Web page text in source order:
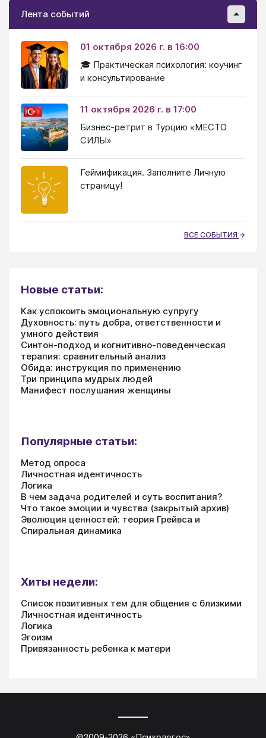
Лента событий
01 октября 2026 г. в 16:00
🎓 Практическая психология: коучинг
и консультирование
11 октября 2026 г. в 17:00
Бизнес-ретрит в Турцию «МЕСТО
СИЛЫ»
Геймификация. Заполните Личную
страницу!
ВСЕ СОБЫТИЯ
Новые статьи:
Как успокоить эмоциональную супругу
Духовность: путь добра, ответственности и
умного действия
Синтон-подход и когнитивно-поведенческая
терапия: сравнительный анализ
Обида: инструкция по применению
Три принципа мудрых людей
Манифест послушания женщины
Популярные статьи:
Метод опроса
Личностная идентичность
Логика
В чем задача родителей и суть воспитания?
Что такое эмоции и чувства (закрытый архив)
Эволюция ценностей: теория Грейвса и
Спиральная динамика
Хиты недели:
Список позитивных тем для общения с близкими
Личностная идентичность
Логика
Эгоизм
Привязанность ребенка к матери